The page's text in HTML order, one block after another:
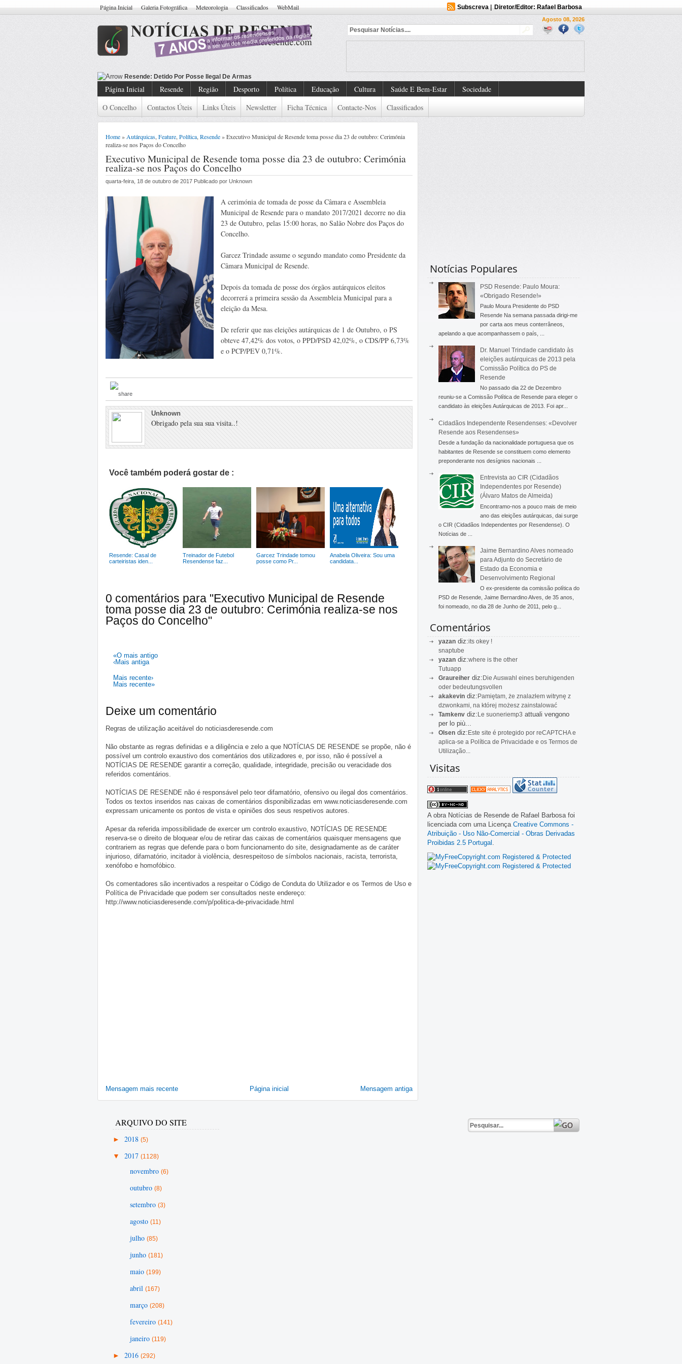
Página Inicial Galeria Fotográfica Meteorologia Classificados WebMail Subscreva| Diretor/Editor: Rafael Barbosa
Agosto 08, 2026
Resende: Detido
Página Inicial Resende Região Desporto Política Educação Cultura Saúde E Bem-Estar
Sociedade
O Concelho
Contactos Úteis Links Úteis Newsletter Ficha Técnica Contacte-Nos Classificados
Home» Autárquicas Feature Política Resende» Executivo Municipal de Resende toma posse dia 23 de outubro: Cerimónia
realiza-se nos Paços do Concelho
Executivo Municipal de Resende toma posse dia 23 de outubro: Cerimónia
realiza-se nos Paços do Concelho
quarta-feira, 18 de outubro de 2017 Publicado por Unknown
A cerimónia de tomada de posse da Câmara e Assembleia
Municipal de Resende para o mandato 2017/2021 decorre no dia
23 de Outubro, pelas 15:00 horas, no Salão Nobre dos Paços do
Concelho.
Garcez Trindade assume o segundo mandato como Presidente da
Câmara Municipal de Resende.
Depois da tomada de posse dos órgãos autárquicos eleitos
decorrerá a primeira sessão da Assembleia Municipal para a
eleição da Mesa.
De referir que nas eleições autárquicas de 1 de Outubro, o PS
obteve 47,42% dos votos, o PPD/PSD 42,02%, o CDS/PP 6,73%
e o PCP/PEV 0,71%.
Unknown
Obrigado pela sua sua visita..!
Você também poderá gostar de :
Resende: Casal de
carteiristas iden...
Treinador de Futebol
Resendense faz...
Garcez Trindade tomou
posse como Pr...
Anabela Oliveira: Sou uma
candidata...
0 comentários para "Executivo Municipal de Resende
toma posse dia 23 de outubro: Cerimónia realiza-se nos
Paços do Concelho"
«O mais antigo
‹Mais antiga
Mais recente›
Mais recente»
Deixe um comentário
Regras de utilização aceitável do noticiasderesende.com
Não obstante as regras definidas e a diligência e zelo a que NOTÍCIAS DE RESENDE se propõe, não é
possível um controlo exaustivo dos comentários dos utilizadores e, por isso, não é possível a
NOTÍCIAS DE RESENDE garantir a correção, qualidade, integridade, precisão ou veracidade dos
referidos comentários.
NOTÍCIAS DE RESENDE não é responsável pelo teor difamatório, ofensivo ou ilegal dos comentários.
Todos os textos inseridos nas caixas de comentários disponibilizadas em www.noticiasderesende.com
expressam unicamente os pontos de vista e opiniões dos seus respetivos autores.
Apesar da referida impossibilidade de exercer um controlo exaustivo, NOTÍCIAS DE RESENDE
reserva-se o direito de bloquear e/ou de retirar das caixas de comentários quaisquer mensagens que
contrariem as regras que defende para o bom funcionamento do site, designadamente as de caráter
injurioso, difamatório, incitador à violência, desrespeitoso de símbolos nacionais, racista, terrorista,
xenófobo e homofóbico.
Os comentadores são incentivados a respeitar o Código de Conduta do Utilizador e os Termos de Uso e
Política de Privacidade que podem ser consultados neste endereço:
http://www.noticiasderesende.com/p/politica-de-privacidade.html
Mensagem mais recente Mensagem antiga
Página inicial
Notícias Populares
PSD Resende: Paulo Moura:
«Obrigado Resende!»
Paulo Moura Presidente do PSD
Resende Na semana passada dirigi-me
por carta aos meus conterrâneos,
apelando a que acompanhassem o país, ...
Dr. Manuel Trindade candidato às
eleições autárquicas de 2013 pela
Comissão Política do PS de
Resende
No passado dia 22 de Dezembro
reuniu-se a Comissão Política de Resende para eleger o
candidato às eleições Autárquicas de 2013. Foi apr...
Cidadãos Independente Resendenses: «Devolver
Resende aos Resendenses»
Desde a fundação da nacionalidade portuguesa que os
habitantes de Resende se constituem como elemento
preponderante nos desígnios nacionais ...
Entrevista ao CIR (Cidadãos
Independentes por Resende)
(Álvaro Matos de Almeida)
Encontramo-nos a pouco mais de meio
ano das eleições autárquicas, dai surge
o CIR (Cidadãos Independentes por Resendense). O
Notícias de ...
Jaime Bernardino Alves nomeado
para Adjunto do Secretário de
Estado da Economia e
Desenvolvimento Regional
O ex-presidente da comissão política do
PSD de Resende, Jaime Bernardino Alves, de 35 anos,
foi nomeado, no dia 28 de Junho de 2011, pelo g...
Comentários
yazan diz:its okey !
snaptube
yazan diz:where is the other
Tutuapp
Graureiher diz:Die Auswahl eines beruhigenden
oder bedeutungsvollen
akakevin diz:Pamiętam, że znalazłem witrynę z
dzwonkami, na której możesz zainstalować
Tamkenv diz:Le suoneriemp3 attuali vengono
per lo più...
Olsen diz:Este site é protegido por reCAPTCHA e
aplica-se a Política de Privacidade e os Termos de
Utilização...
Visitas
A obra Notícias de Resende de Rafael Barbosa foi
licenciada com uma Licença Creative Commons -
Atribuição - Uso Não-Comercial - Obras Derivadas
Proibidas 2.5 Portugal
ARQUIVO DO SITE
► 2018 (5)
▼ 2017 (1128)
novembro (6)
outubro (8)
setembro (3)
agosto (11)
julho (85)
junho (181)
maio (199)
abril (167)
março (208)
fevereiro (141)
janeiro (119)
► 2016 (292)